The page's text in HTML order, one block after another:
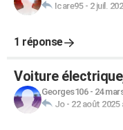
Icare95- 2 juil.
1 réponse
Voiture
Georges106- 24
Jo- 22 août 2025